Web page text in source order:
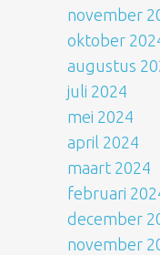
november
oktober
augustus
juli 2024
mei 2024
april 2024
maart 2024
februari
december
november